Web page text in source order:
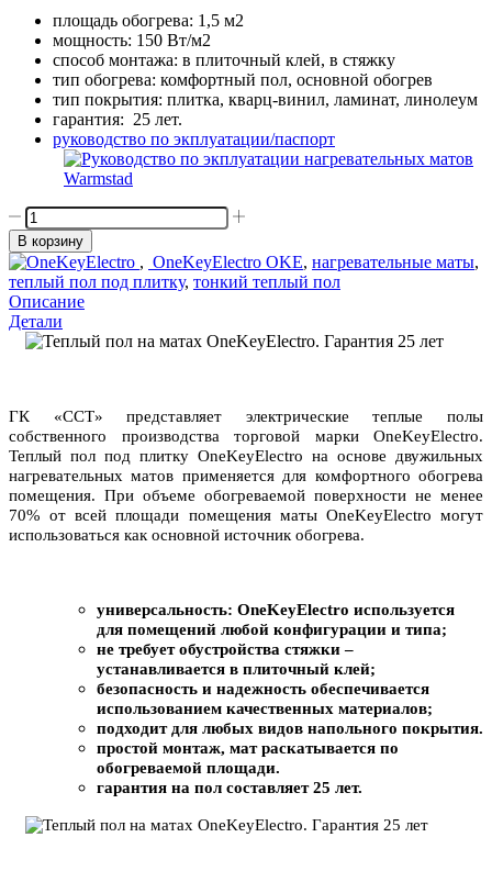
площадь обогрева: 1,5 м2
мощность: 150 Вт/м2
способ монтажа: в плиточный клей, в стяжку
тип обогрева: комфортный пол, основной обогрев
тип покрытия: плитка, кварц-винил, ламинат, линолеум
гарантия: 25 лет.
руководство по экплуатации/паспорт
Количество
товара
OneKeyElectro-
225
Вт/1,5
м2
В корзину
, OneKeyElectro OKE, нагревательные маты,
теплый пол под плитку, тонкий теплый пол
Описание
Детали
ГК «ССТ» представляет электрические теплые полы
собственного производства торговой марки OneKeyElectro.
Теплый пол под плитку OneKeyElectro на основе двужильных
нагревательных матов применяется для комфортного обогрева
помещения. При объеме обогреваемой поверхности не менее
70% от всей площади помещения маты OneKeyElectro могут
использоваться как основной источник обогрева.
универсальность: OneKeyElectro используется
для помещений любой конфигурации и типа;
не требует обустройства стяжки –
устанавливается в плиточный клей;
безопасность и надежность обеспечивается
использованием качественных материалов;
подходит для любых видов напольного покрытия.
простой монтаж, мат раскатывается по
обогреваемой площади.
гарантия на пол составляет 25 лет.